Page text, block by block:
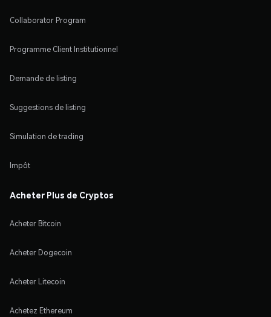
Collaborator Program
Programme Client Institutionnel
Demande de listing
Suggestions de listing
Simulation de trading
Impôt
Acheter Plus de Cryptos
Acheter Bitcoin
Acheter Dogecoin
Acheter Litecoin
Achetez Ethereum